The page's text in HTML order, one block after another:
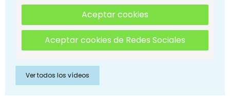
Aceptar cookies
Aceptar cookies de Redes Sociales
Ver todos los vídeos